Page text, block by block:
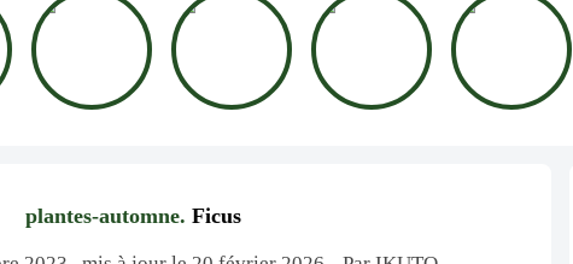
plantes-automne. Ficus